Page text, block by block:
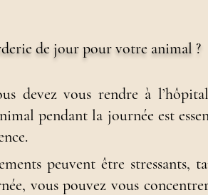
de jour pour votre animal ?
devez vous rendre à
pendant la journée est
peuvent être
vous pouvez vous